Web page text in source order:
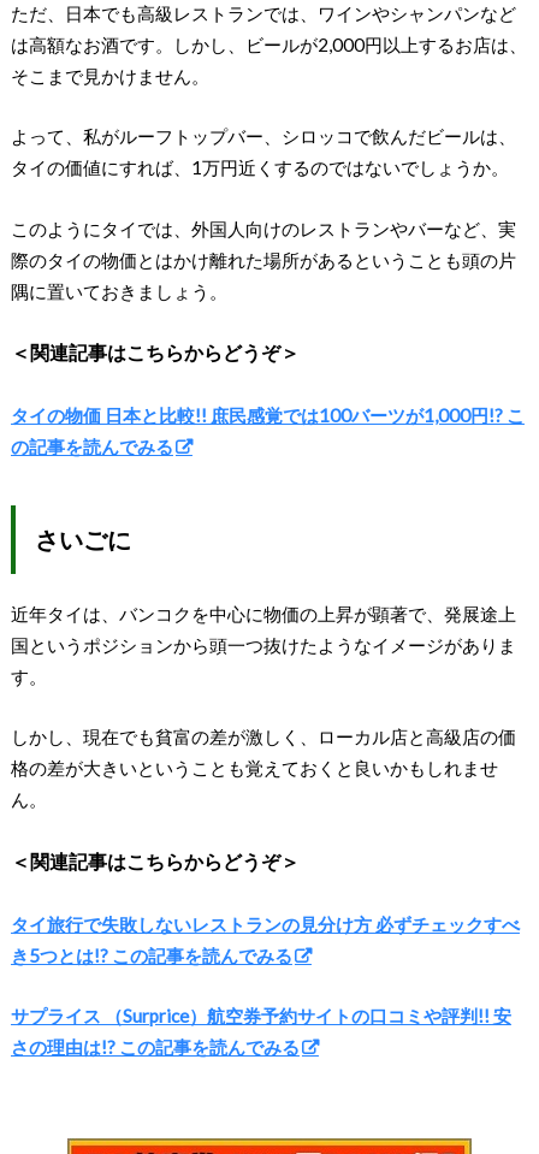
ただ、日本でも高級レストランでは、ワインやシャンパンなど
は高額なお酒です。しかし、ビールが2,000円以上するお店は、
そこまで見かけません。
よって、私がルーフトップバー、シロッコで飲んだビールは、
タイの価値にすれば、1万円近くするのではないでしょうか。
このようにタイでは、外国人向けのレストランやバーなど、実
際のタイの物価とはかけ離れた場所があるということも頭の片
隅に置いておきましょう。
＜関連記事はこちらからどうぞ＞
タイの物価 日本と比較!! 庶民感覚では100バーツが1,000円!? こ
の記事を読んでみる
さいごに
近年タイは、バンコクを中心に物価の上昇が顕著で、発展途上
国というポジションから頭一つ抜けたようなイメージがありま
す。
しかし、現在でも貧富の差が激しく、ローカル店と高級店の価
格の差が大きいということも覚えておくと良いかもしれませ
ん。
＜関連記事はこちらからどうぞ＞
タイ旅行で失敗しないレストランの見分け方 必ずチェックすべ
き5つとは!? この記事を読んでみる
サプライス （Surprice）航空券予約サイトの口コミや評判!! 安
さの理由は!? この記事を読んでみる